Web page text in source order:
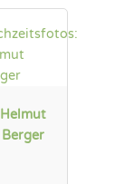
Helmut
Berger